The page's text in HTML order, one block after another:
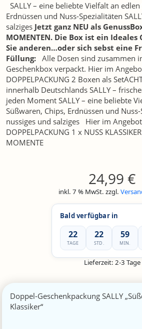
SALLY – eine beliebte Vielfalt an
Erdnüssen und Nuss-Spezialitäten
salziges Jetzt ganz NEU als
MOMENTEN. Die Box ist ein Ideales
Sie anderen…oder sich sebst eine
Füllung: Alle Dosen sind zusammen
Geschenkbox verpackt. Hier im
DOPPELPACKUNG 2 Boxen als
innerhalb Deutschlands SALLY –
jeden Moment SALLY – eine beliebte
Süßwaren, Chips, Erdnüssen und Nuss-
nussiges und salziges
Hier im
DOPPELPACKUNG 1 x NUSS
MOMENTE
24,99 €
inkl. 7 % MwSt. zzgl.
Bald verfügbar in
22
TAGE
22
STD.
59
MIN.
Lieferzeit: 2-3 Tage
Doppel-Geschenkpackung SALLY
Klassiker“